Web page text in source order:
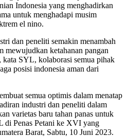
Indonesia yang menghadirkan
untuk menghadapi musim
el nino.
dan peneliti semakin menambah
mewujudkan ketahanan pangan
SYL, kolaborasi semua pihak
posisi indonesia aman dari
semua optimis dalam menatap
industri dan peneliti dalam
varietas baru tahan panas untuk
di Penas Petani ke XVI yang
Barat, Sabtu, 10 Juni 2023.